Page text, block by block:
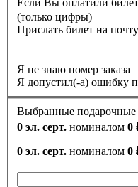
(только цифры)
Прислать билет на почту
Я не знаю номер заказа
Я допустил(-а) ошибку
Выбранные подарочные
0 эл. серт. номиналом 0
0 эл. серт. номиналом 0